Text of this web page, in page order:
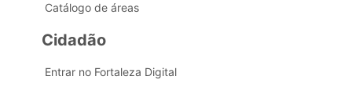
Catálogo de áreas
Cidadão
Entrar no Fortaleza Digital